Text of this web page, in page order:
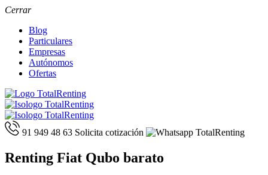
Cerrar
Blog
Particulares
Empresas
Autónomos
Ofertas
91 949 48 63 Solicita cotización
Renting Fiat Qubo barato